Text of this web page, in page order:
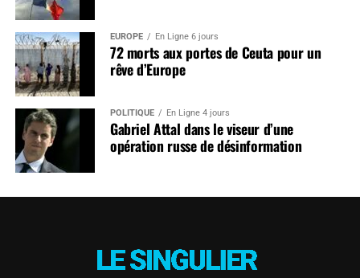
EUROPE En Ligne 6 jours
72 morts aux portes de Ceuta pour un
rêve d’Europe
POLITIQUE En Ligne 4 jours
Gabriel Attal dans le viseur d’une
opération russe de désinformation